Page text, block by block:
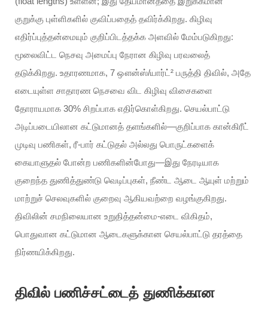
குறுக்கு புள்ளிகளில் குவிப்பதைத் தவிர்க்கிறது. கிழிவு
எதிர்ப்புத்தன்மையும் குறிப்பிடத்தக்க அளவில் மேம்படுகிறது:
மூலைவிட்ட நெசவு அமைப்பு நேரான கிழிவு பரவலைத்
தடுக்கிறது. உதாரணமாக, 7 ஔன்ஸ்/யார்ட்² பருத்தி திவில், அதே
எடையுள்ள சாதாரண நெசவை விட கிழிவு விசைகளை
தோராயமாக 30% சிறப்பாக எதிர்கொள்கிறது. செயல்பாட்டு
அடிப்படையிலான கட்டுமானத் தளங்களில்—குறிப்பாக கான்கிரீட்
முடிவு பணிகள், ரீ-பார் கட்டுதல் அல்லது பொருட்களைக்
கையாளுதல் போன்ற பணிகளின்போது—இது நேரடியாக
குறைந்த துணித்துண்டு வெடிப்புகள், நீண்ட ஆடை ஆயுள் மற்றும்
மாற்றுச் செலவுகளில் குறைவு ஆகியவற்றை வழங்குகிறது.
திவிலின் சமநிலையான உறுதித்தன்மை-எடை விகிதம்,
பொதுவான கட்டுமான ஆடைகளுக்கான செயல்பாட்டு தரத்தை
நிர்ணயிக்கிறது.
திவில் பணிச்சட்டைத் துணிக்கான